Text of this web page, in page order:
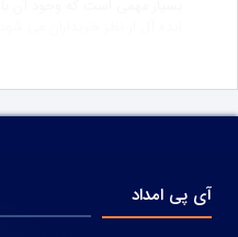
آی پی امداد